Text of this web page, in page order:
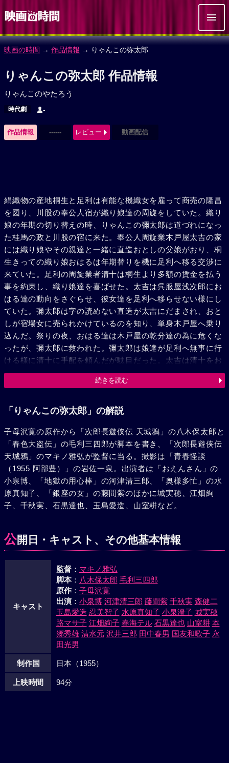
映画の時間 → 作品情報 → りゃんこの弥太郎
りゃんこの弥太郎 作品情報
りゃんこのやたろう
時代劇 -
作品情報 ------ レビュー 動画配信
絹織物の産地桐生と足利は有能な機織女を雇って商売の隆昌
を図り、川股の奉公人宿が織り娘達の周旋をしていた。織り
娘の年期の切り替えの時、りゃんこの彌太郎は道づれになっ
た桂馬の政と川股の宿に来た。奉公人周旋業木戸屋太吉の家
には織り娘やその親達と一緒に直造おとしの父娘がおり、桐
生きっての織り娘おはるは年期替りを機に足利へ移る交渉に
来ていた。足利の周旋業者清十は桐生より多額の賃金を払う
事を約束し、織り娘達を喜ばせた。太吉は呉服屋浅次郎にお
はる達の動向をさぐらせ、彼女達を足利へ移らせない様にし
ていた。彌太郎は字の読めない直造が太吉にだまされ、おと
しが宿場女に売られかけているのを知り、単身木戸屋へ乗り
込んだ。祭りの夜、おはる達は木戸屋の乾分達の為に危くな
ったが、彌太郎に救われた。彌太郎は娘達が足利へ無事に行
ける様に清十に手配を頼んだが駄目だった。太吉は清十をお
とし入れ様と足利側に殴り込みをかけたが、彌太郎は政と共
におはる達を連れて足利へ発った後だった。直造からおとし
り、自分は太吉に化けておはる達の後を追った。待ち伏せて
駈けつけ、人質の太吉と引きかえに無事におとしを救い出し
た。旅に立つ彌太郎と政をおはる達は何時迄も見送った。
続きを読む
「りゃんこの弥太郎」の解説
子母沢寛の原作から「次郎長遊侠伝 天城鴉」の八木保太郎と
「春色大盗伝」の毛利三四郎が脚本を書き、「次郎長遊侠伝
天城鴉」のマキノ雅弘が監督に当る。撮影は「青春怪談
（1955 阿部豊）」の岩佐一泉。出演者は「おえんさん」の
小泉博、「地獄の用心棒」の河津清三郎、「奥様多忙」の水
原真知子、「銀座の女」の藤間紫のほかに城実穂、江畑絢
子、千秋実、石黒達也、玉島愛造、山室耕など。
公開日・キャスト、その他基本情報
キャスト
監督： マキノ雅弘
脚本： 八木保太郎 毛利三四郎
原作： 子母沢寛
出演： 小泉博 河津清三郎 藤間紫 千秋実 森健二
玉島愛造 忍美智子 水原真知子 小泉澄子 城実穂
路マサ子 江畑絢子 春海テル 石黒達也 山室耕 本
郷秀雄 清水元 沢井三郎 田中春男 国友和歌子 永
田光男
制作国 日本（1955）
上映時間 94分